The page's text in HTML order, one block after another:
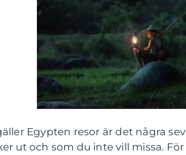
Egypten resor är det några
ut och som du inte vill missa.